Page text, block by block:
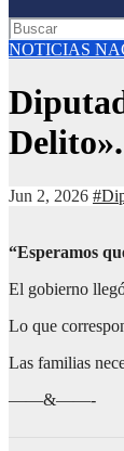
NOTICIAS
Delito».
Jun 2, 2026
“Esperamos
El gobierno
Lo que
Las familias
——&——-